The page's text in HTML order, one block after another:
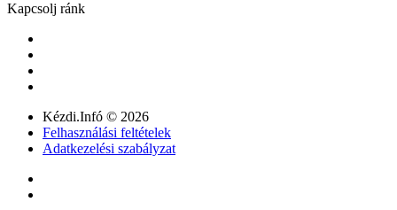
Kapcsolj ránk
Kézdi.Infó © 2026
Felhasználási feltételek
Adatkezelési szabályzat